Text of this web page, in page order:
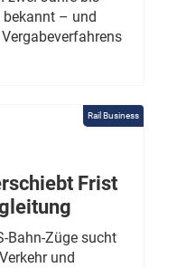
– und
Rail Business
Frist
Bahn-Züge sucht
und